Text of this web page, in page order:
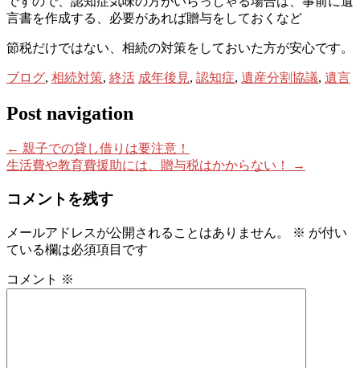
言書を作成する、必要があれば贈与をしておくなど
節税だけではない、相続の対策をしておいた方が安心です。
ブログ, 相続対策, 終活 成年後見, 認知症, 遺産分割協議, 遺言
Post navigation
← 親子での貸し借りは要注意！
生活費や教育費援助には、贈与税はかからない！
→
コメントを残す
メールアドレスが公開されることはありません。 ※ が付い
ている欄は必須項目です
コメント ※